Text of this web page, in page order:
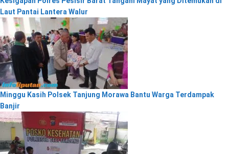
Laut Pantai Lantera Walur
Minggu Kasih Polsek Tanjung Morawa Bantu Warga Terdampak
Banjir